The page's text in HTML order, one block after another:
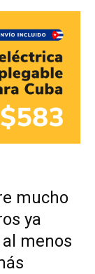
mucho
ya
menos